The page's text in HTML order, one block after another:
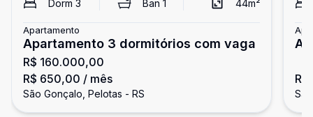
Dorm 3 Ban 1 44m²
Apartamento
Apartamento 3 dormitórios com vaga
R$ 160.000,00
R$ 650,00 / mês
São Gonçalo, Pelotas - RS